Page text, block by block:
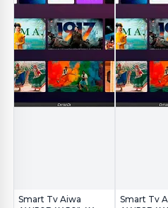
Smart Tv Aiwa
Smart Tv